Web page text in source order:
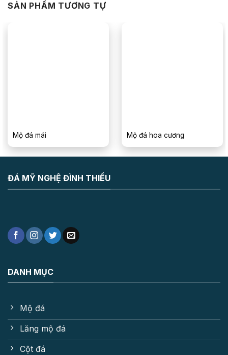
SẢN PHẨM TƯƠNG TỰ
Mộ đá mái Mộ đá hoa cương
ĐÁ MỸ NGHỆ ĐÌNH THIỀU
DANH MỤC
Mộ đá
Lăng mộ đá
Cột đá